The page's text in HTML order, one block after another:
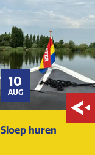
10
AUG
Sloep huren